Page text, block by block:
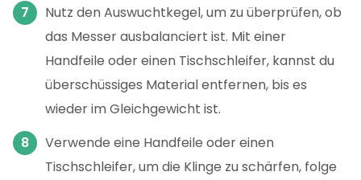
Nutz den Auswuchtkegel, um zu überprüfen, ob
das Messer ausbalanciert ist. Mit einer
Handfeile oder einen Tischschleifer, kannst du
überschüssiges Material entfernen, bis es
wieder im Gleichgewicht ist.
Verwende eine Handfeile oder einen
Tischschleifer, um die Klinge zu schärfen, folge